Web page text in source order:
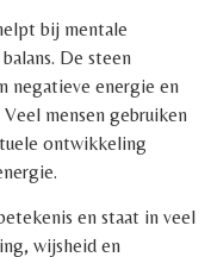
bij mentale
De steen
negatieve energie en
mensen gebruiken
ontwikkeling
en staat in veel
wijsheid en